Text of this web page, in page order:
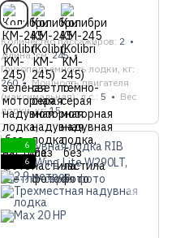
Количество пассажиров 2
Длина, см 245
Грузоподъемность лодки, кг
260
Мощность двигателя
(максимальная), л.с. 5
Вес
лодки, кг 15
6
6